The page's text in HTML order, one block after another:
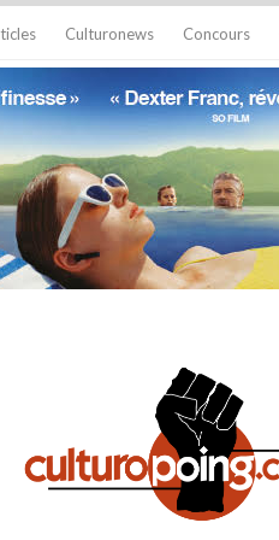
Culturonews Concours